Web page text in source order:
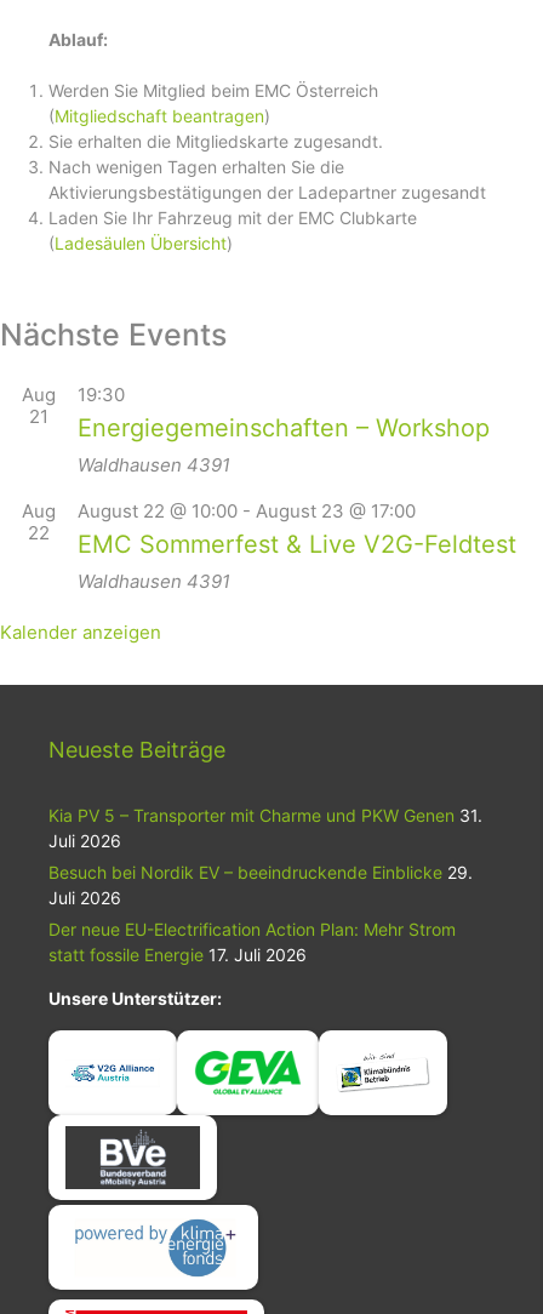
Ablauf:
Werden Sie Mitglied beim EMC Österreich
(Mitgliedschaft beantragen)
Sie erhalten die Mitgliedskarte zugesandt.
Nach wenigen Tagen erhalten Sie die
Aktivierungsbestätigungen der Ladepartner zugesandt
Laden Sie Ihr Fahrzeug mit der EMC Clubkarte
(Ladesäulen Übersicht)
Nächste Events
Aug
21
19:30
Energiegemeinschaften – Workshop
Waldhausen 4391
Aug
22
August 22 @ 10:00 - August 23 @ 17:00
EMC Sommerfest & Live V2G-Feldtest
Waldhausen 4391
Kalender anzeigen
Neueste Beiträge
Kia PV 5 – Transporter mit Charme und PKW Genen 31.
Juli 2026
Besuch bei Nordik EV – beeindruckende Einblicke 29.
Juli 2026
Der neue EU-Electrification Action Plan: Mehr Strom
statt fossile Energie 17. Juli 2026
Unsere Unterstützer: